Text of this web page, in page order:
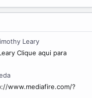
Leary
Clique aqui para
www.mediafire.com/?